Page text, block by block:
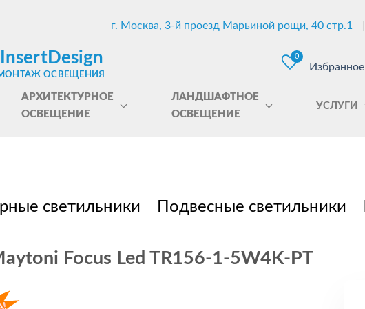
г. Москва, 3-й проезд Марьиной рощи, 40 стр.1
ОСВЕЩЕНИЯ
0
Избранное
АРХИТЕКТУРНОЕ
ОСВЕЩЕНИЕ
ЛАНДШАФТНОЕ
ОСВЕЩЕНИЕ
УСЛУГИ
светильники Подвесные светильники
Focus Led TR156-1-5W4K-PT